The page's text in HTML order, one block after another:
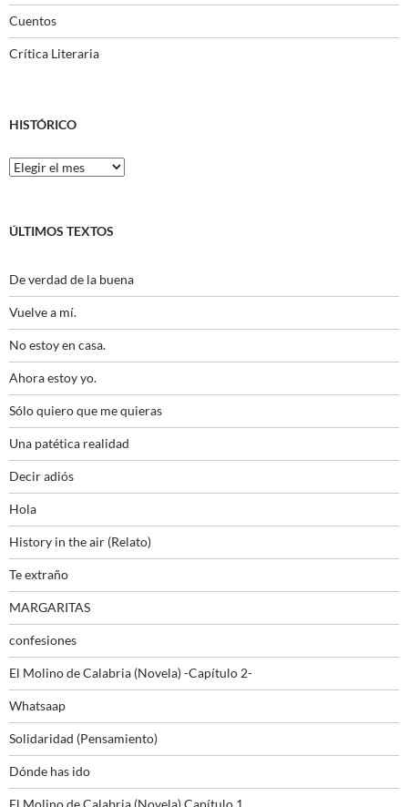
Cuentos
Crítica Literaria
HISTÓRICO
Histórico
ÚLTIMOS TEXTOS
De verdad de la buena
Vuelve a mí.
No estoy en casa.
Ahora estoy yo.
Sólo quiero que me quieras
Una patética realidad
Decir adiós
Hola
History in the air (Relato)
Te extraño
MARGARITAS
confesiones
El Molino de Calabria (Novela) -Capítulo 2-
Whatsaap
Solidaridad (Pensamiento)
Dónde has ido
El Molino de Calabria (Novela) Capítulo 1